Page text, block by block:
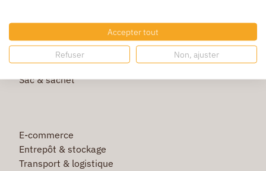
Pochette bulle & mousse
Papier bulle & rouleau mousse
Adhésif & feuillard
Film étirable & palette bois
Sac & sachet
E-commerce
Entrepôt & stockage
Transport & logistique
Accepter tout
Refuser Non, ajuster